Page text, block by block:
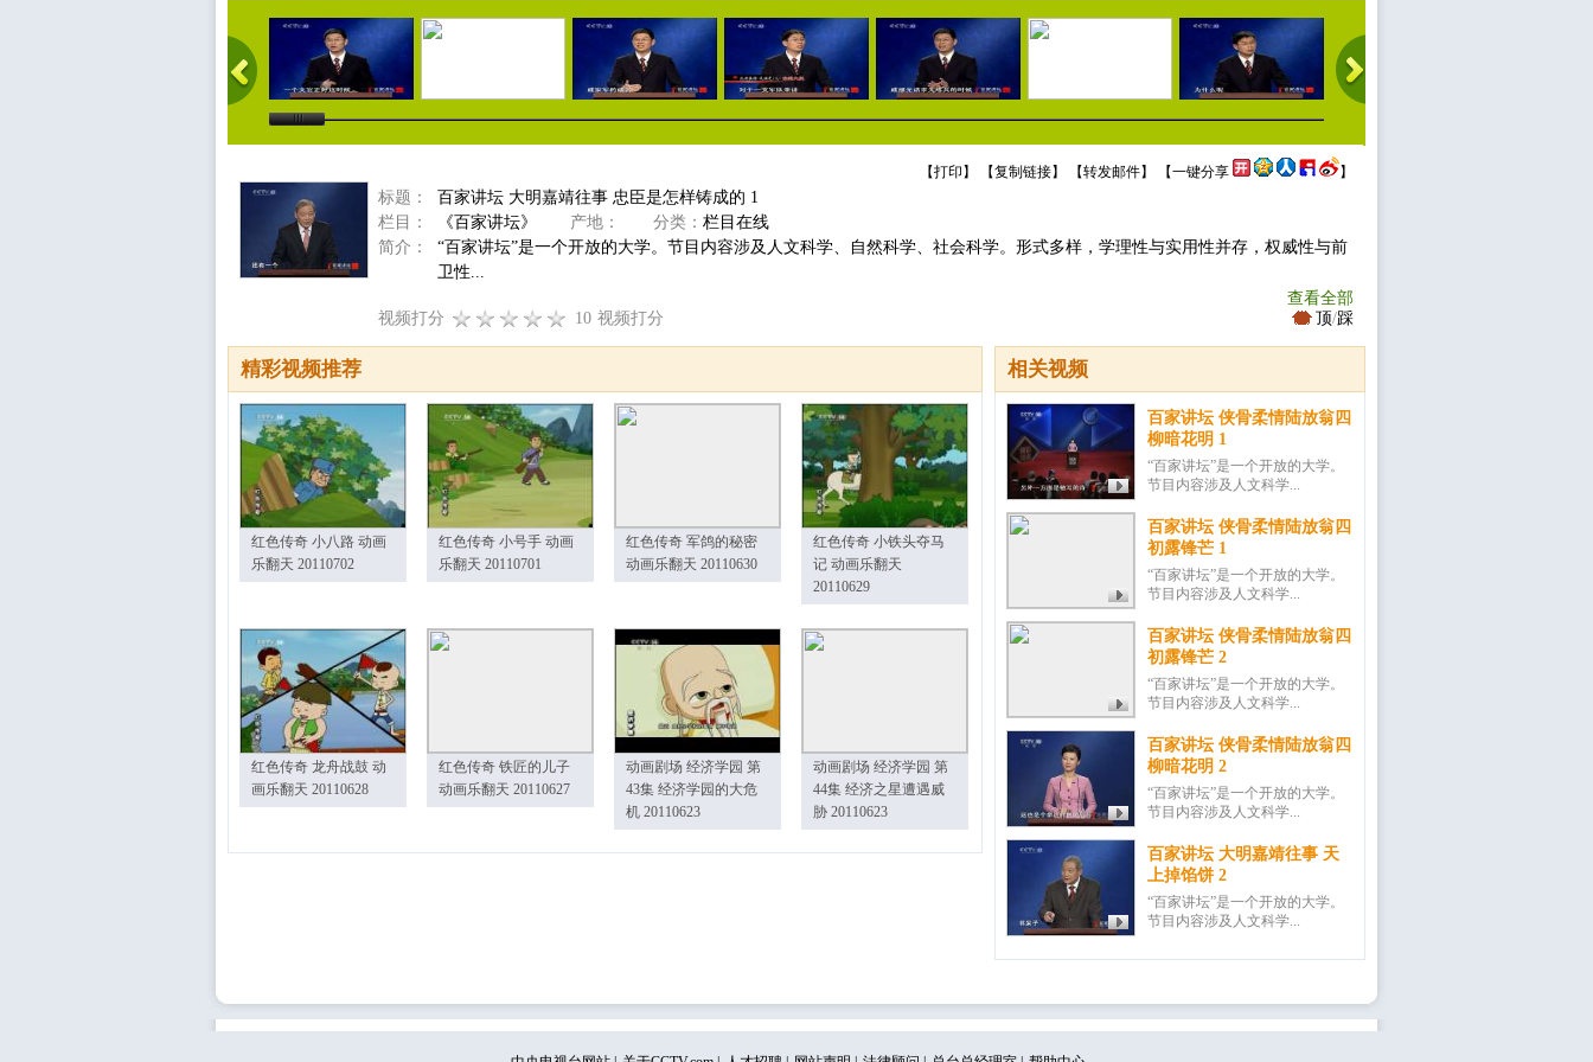
【打印 】 【复制链接】 【转发邮件】 【一键分享 】
标题：
百家讲坛 大明嘉靖往事 忠臣是怎样铸成的 1
栏目：
《百家讲坛》 产地： 分类： 栏目在线
简介：
“百家讲坛”是一个开放的大学。节目内容涉及人文科学、自然科学、社会科学。形式多样，学理性与实用性并存，权威性与前
卫性...
查看全部
视频打分
10 视频打分 顶/踩
相关视频
百家讲坛 侠骨柔情陆放翁四
柳暗花明 1
“百家讲坛”是一个开放的大学。
节目内容涉及人文科学...
百家讲坛 侠骨柔情陆放翁四
初露锋芒 1
“百家讲坛”是一个开放的大学。
节目内容涉及人文科学...
百家讲坛 侠骨柔情陆放翁四
初露锋芒 2
“百家讲坛”是一个开放的大学。
节目内容涉及人文科学...
百家讲坛 侠骨柔情陆放翁四
柳暗花明 2
“百家讲坛”是一个开放的大学。
节目内容涉及人文科学...
百家讲坛 大明嘉靖往事 天
上掉馅饼 2
“百家讲坛”是一个开放的大学。
节目内容涉及人文科学...
精彩视频推荐
红色传奇 小八路 动画
乐翻天 20110702
红色传奇 小号手 动画
乐翻天 20110701
红色传奇 军鸽的秘密
动画乐翻天 20110630
红色传奇 小铁头夺马
记 动画乐翻天
20110629
红色传奇 龙舟战鼓 动
画乐翻天 20110628
红色传奇 铁匠的儿子
动画乐翻天 20110627
动画剧场 经济学园 第
43集 经济学园的大危
机 20110623
动画剧场 经济学园 第
44集 经济之星遭遇威
胁 20110623